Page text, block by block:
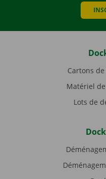
Cartons
Matériel
Lots de